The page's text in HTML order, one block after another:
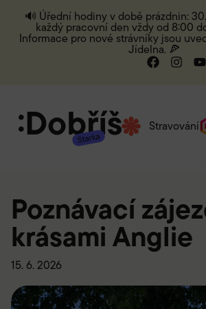
🔊 Úřední hodiny v době prázdnin:
každý pracovní den vždy od 8:00
Informace pro nové strávníky jsou
Jídelna. 🍕
Stravování
Poznávací
krásami Anglie
15. 6. 2026